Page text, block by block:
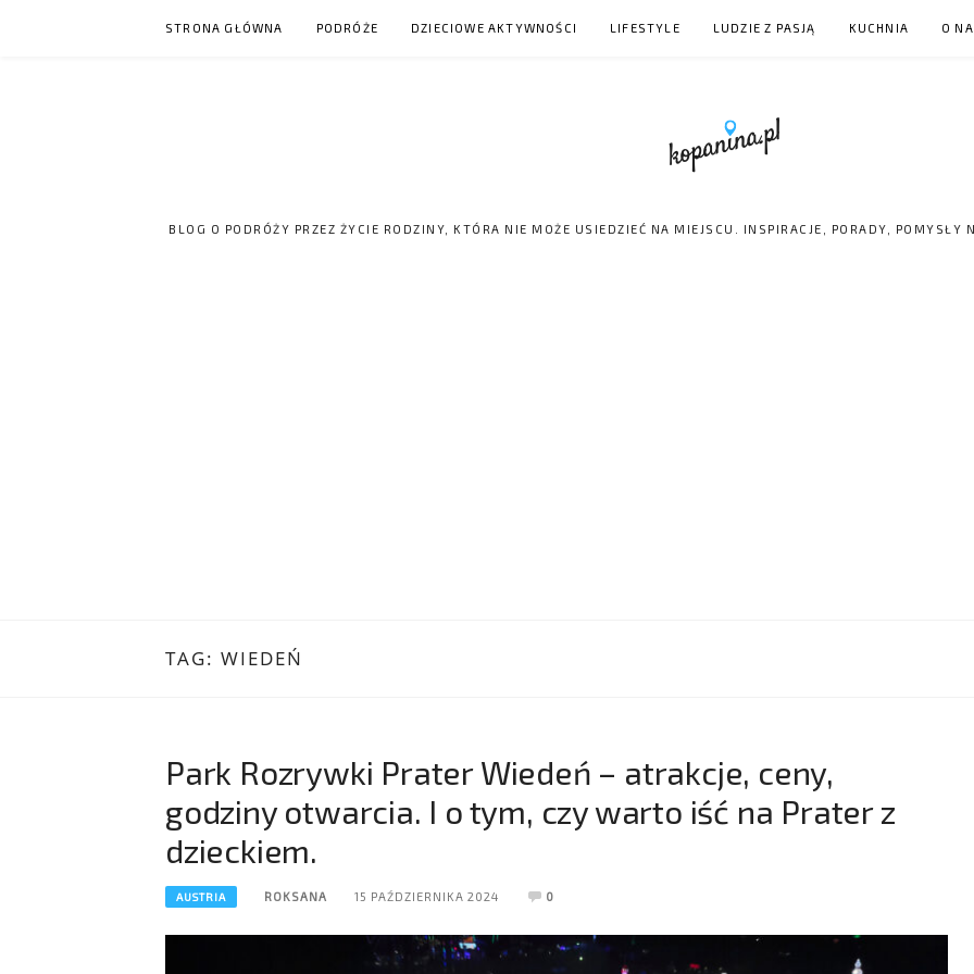
STRONA GŁÓWNA PODRÓŻE DZIECIOWE AKTYWNOŚCI LIFESTYLE LUDZIE Z PASJĄ KUCHNIA O
BLOG O PODRÓŻY PRZEZ ŻYCIE RODZINY, KTÓRA NIE MOŻE USIEDZIEĆ NA MIEJSCU. INSPIRACJE, PORADY,
TAG: WIEDEŃ
Park Rozrywki Prater Wiedeń – atrakcje, ceny,
godziny otwarcia. I o tym, czy warto iść na Prater z
dzieckiem.
AUSTRIA ROKSANA 15 PAŹDZIERNIKA 2024 0